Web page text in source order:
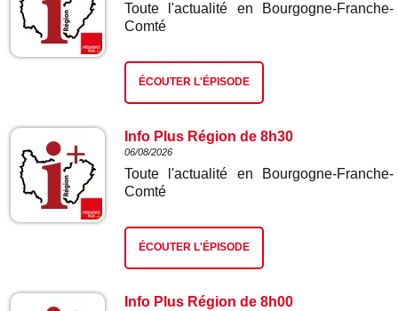
Toute l'actualité en Bourgogne-Franche-
Comté
ÉCOUTER L'ÉPISODE
Info Plus Région de 8h30
06/08/2026
Toute l'actualité en Bourgogne-Franche-
Comté
ÉCOUTER L'ÉPISODE
Info Plus Région de 8h00